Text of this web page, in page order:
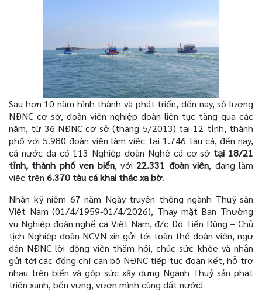
Sau hơn 10 năm hình thành và phát triển, đến nay, số lượng
NĐNC cơ sở, đoàn viên nghiệp đoàn liên tục tăng qua các
năm, từ 36 NĐNC cơ sở (tháng 5/2013) tại 12 tỉnh, thành
phố với 5.980 đoàn viên làm việc tại 1.746 tàu cá, đến nay,
cả nước đã có 113 Nghiệp đoàn Nghề cá cơ sở tại 18/21
tỉnh, thành phố ven biển, với22.331 đoàn viên, đang làm
việc trên 6.370 tàu cá khai thác xa bờ.
Nhân kỷ niệm 67 năm Ngày truyền thống ngành Thuỷ sản
Việt Nam (01/4/1959-01/4/2026), Thay mặt Ban Thường
vụ Nghiệp đoàn nghề cá Việt Nam, đ/c Đỗ Tiến Dũng – Chủ
tịch Nghiệp đoàn NCVN xin gửi tới toàn thể đoàn viên, ngư
dân NĐNC lời động viên thăm hỏi, chúc sức khỏe và nhắn
gửi tới các đồng chí cán bộ NĐNC tiếp tục đoàn kết, hỗ trợ
nhau trên biển và góp sức xây dựng Ngành Thuỷ sản phát
triển xanh, bền vững, vươn mình cùng đất nước!